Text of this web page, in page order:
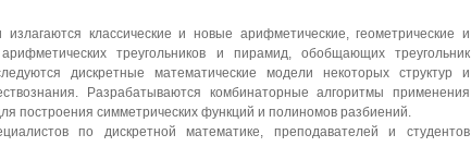
классические и новые арифметические, геометрические и
треугольников и пирамид, обобщающих треугольник
дискретные математические модели некоторых структур и
Разрабатываются комбинаторные алгоритмы применения
построения симметрических функций и полиномов разбиений.
по дискретной математике, преподавателей и студентов